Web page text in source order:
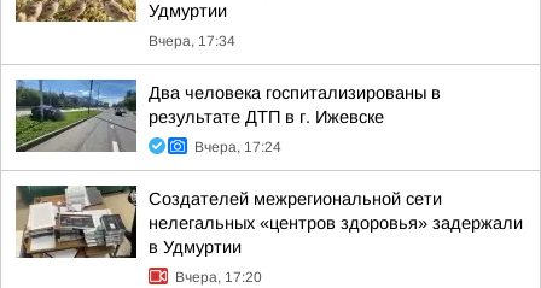
Удмуртии
Вчера, 17:34
Два человека госпитализированы в
результате ДТП в г. Ижевске
Вчера, 17:24
Создателей межрегиональной сети
нелегальных «центров здоровья» задержали
в Удмуртии
Вчера, 17:20